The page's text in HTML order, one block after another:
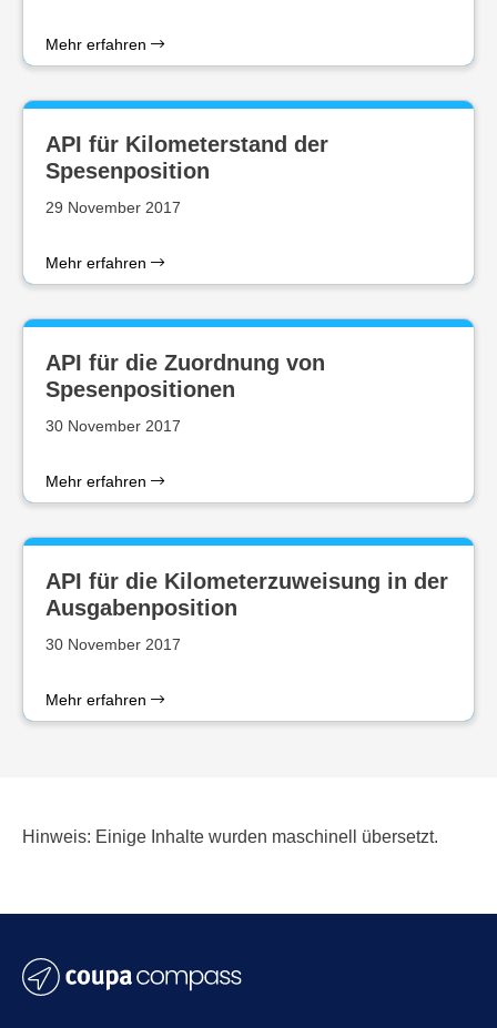
Mehr erfahren
API für Kilometerstand der
Spesenposition
29 November 2017
Mehr erfahren
API für die Zuordnung von
Spesenpositionen
30 November 2017
Mehr erfahren
API für die Kilometerzuweisung in der
Ausgabenposition
30 November 2017
Mehr erfahren
Hinweis: Einige Inhalte wurden maschinell übersetzt.